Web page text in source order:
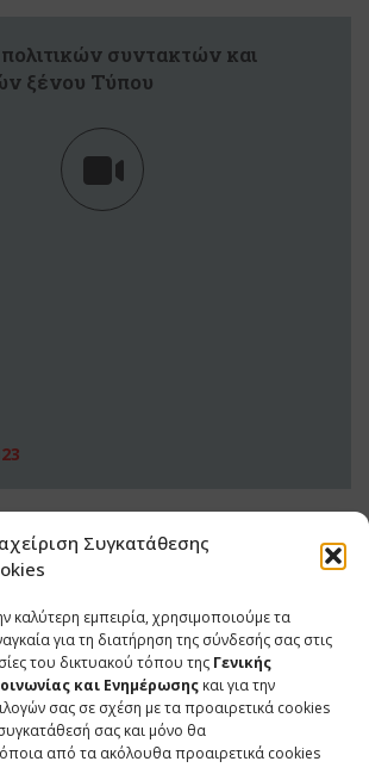
Συγκατάθεσης
καλύτερη εμπειρία, χρησιμοποιούμε τα
για τη διατήρηση της σύνδεσής σας στις
του δικτυακού τόπου της Γενικής
και Ενημέρωσης και για την
σας σε σχέση με τα προαιρετικά cookies
σας και μόνο θα
από τα ακόλουθα προαιρετικά cookies
συντακτών και
ξένου Τύπου